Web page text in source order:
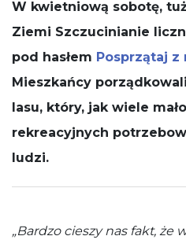
W kwietniową sobotę,
Ziemi Szczucinianie
pod hasłem Posprzątaj z
Mieszkańcy
lasu, który, jak wiele
rekreacyjnych
ludzi.
„Bardzo cieszy nas fakt, że